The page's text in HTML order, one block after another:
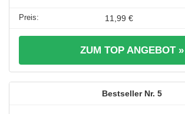
11,99 €
ZUM TOP ANGEBOT »
5